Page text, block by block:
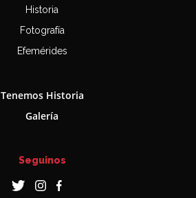
Historia
Fotografía
Efemérides
Tenemos Historia
Galería
Seguinos